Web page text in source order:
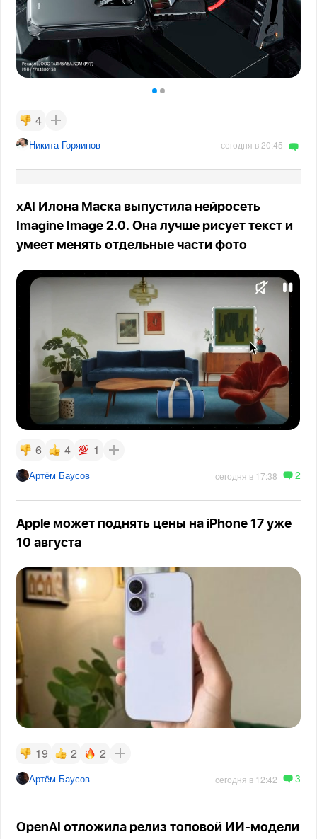
4
Никита Горяинов сегодня в 20:45
xAI Илона Маска выпустила нейросеть
Imagine Image 2.0. Она лучше рисует текст и
умеет менять отдельные части фото
6 4 1
Артём Баусов сегодня в 17:38 2
Apple может поднять цены на iPhone 17 уже
10 августа
19 2 2
Артём Баусов сегодня в 12:42 3
OpenAI отложила релиз топовой ИИ-модели